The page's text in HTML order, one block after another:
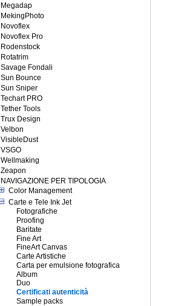
Megadap
MekingPhoto
Novoflex
Novoflex Pro
Rodenstock
Rotatrim
Savage Fondali
Sun Bounce
Sun Sniper
Techart PRO
Tether Tools
Trux Design
Velbon
VisibleDust
VSGO
Wellmaking
Zeapon
NAVIGAZIONE PER TIPOLOGIA
Color Management
Carte e Tele Ink Jet
Fotografiche
Proofing
Baritate
Fine Art
FineArt Canvas
Carte Artistiche
Carta per emulsione fotografica
Album
Duo
Certificati autenticità
Sample packs